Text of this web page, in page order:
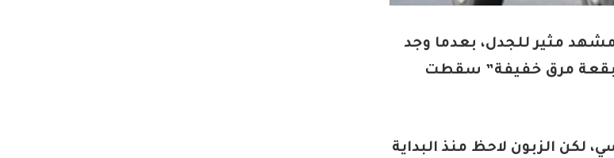
مثير للجدل، بعدما وجد
مرق خفيفة” سقطت
لكن الزبون لاحظ منذ البداية